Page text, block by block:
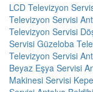
LCD Televizyon
Televizyon Servisi
Televizyon Servisi
Servisi Güzeloba
Televizyon Servisi
Beyaz Eşya Servisi
Makinesi Servisi